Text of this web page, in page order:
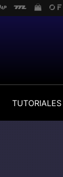
TUTORIALES